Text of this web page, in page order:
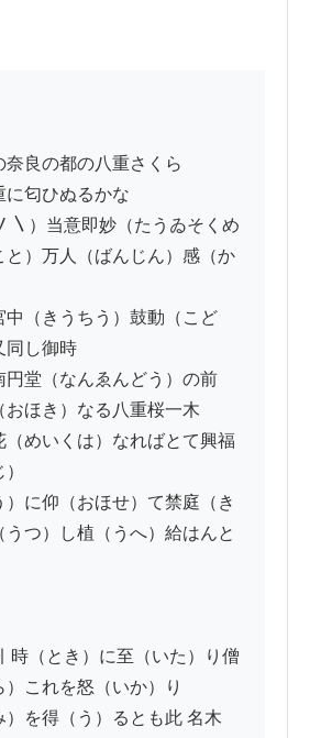
良の都の八重さくら
ひぬるかな
〵）当意即妙（たうゐそくめ
と）万人（ばんじん）感（か
中（きうちう）鼓動（こど
同し御時
円堂（なんゑんどう）の前
おほき）なる八重桜一木
（めいくは）なればとて興福
）に仰（おほせ）て禁庭（き
うつ）し植（うへ）給はんと
時（とき）に至（いた）り僧
これを怒（いか）り
）を得（う）るとも此 名木